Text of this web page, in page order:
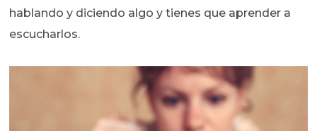
hablando y diciendo algo y tienes que aprender a
escucharlos.